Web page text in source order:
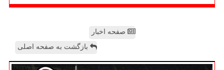
صفحه اخبار
بازگشت به صفحه اصلی